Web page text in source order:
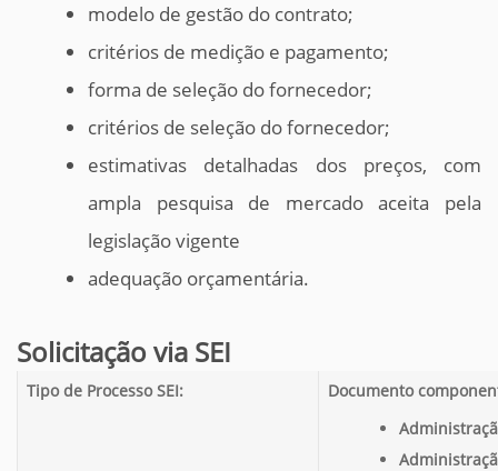
modelo de gestão do contrato;
critérios de medição e pagamento;
forma de seleção do fornecedor;
critérios de seleção do fornecedor;
estimativas detalhadas dos preços, com
ampla pesquisa de mercado aceita pela
legislação vigente
adequação orçamentária.
Solicitação via SEI
Tipo de Processo SEI:
Documento